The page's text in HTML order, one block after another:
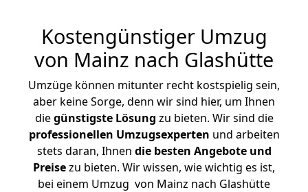
Kostengünstiger Umzug
von Mainz nach Glashütte
Umzüge können mitunter recht kostspielig sein,
aber keine Sorge, denn wir sind hier, um Ihnen
diegünstigste Lösung zu bieten. Wir sind die
professionellen Umzugsexperten und arbeiten
stets daran, Ihnen die besten Angebote und
Preisezu bieten. Wir wissen, wie wichtig es ist,
bei einem Umzug von Mainz nach Glashütte